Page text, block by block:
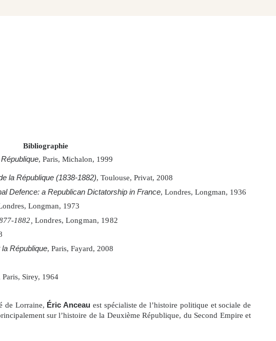
Bibliographie
, Paris, Michalon, 1999
la République (1838-1882), Toulouse, Privat, 2008
Defence: a Republican Dictatorship in France, Londres, Longman, 1936
Longman, 1973
1882, Londres, Longman, 1982
République, Paris, Fayard, 2008
Paris, Sirey, 1964
de Lorraine, Éric Anceau est spécialiste de l’histoire politique et sociale de
sur l’histoire de la Deuxième République, du Second Empire et